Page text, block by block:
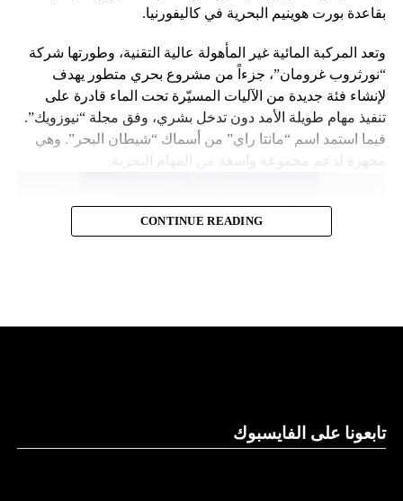
بقاعدة بورت هوينيم البحرية في كاليفورنيا.
وتعد المركبة المائية غير المأهولة عالية التقنية، وطورتها شركة
“نورثروب غرومان”، جزءاً من مشروع بحري متطور يهدف
لإنشاء فئة جديدة من الآليات المسيّرة تحت الماء قادرة على
تنفيذ مهام طويلة الأمد دون تدخل بشري، وفق مجلة “نيوزويك”.
فيما استمد اسم “مانتا راي” من أسماك “شيطان البحر”. وهي
مجهزة لدعم مجموعة واسعة من المهام البحرية.
وتقول “نورثروب غرومان”، وهي تكتل للصناعات الجوية
CONTINUE READING
تابعونا على الفايسبوك